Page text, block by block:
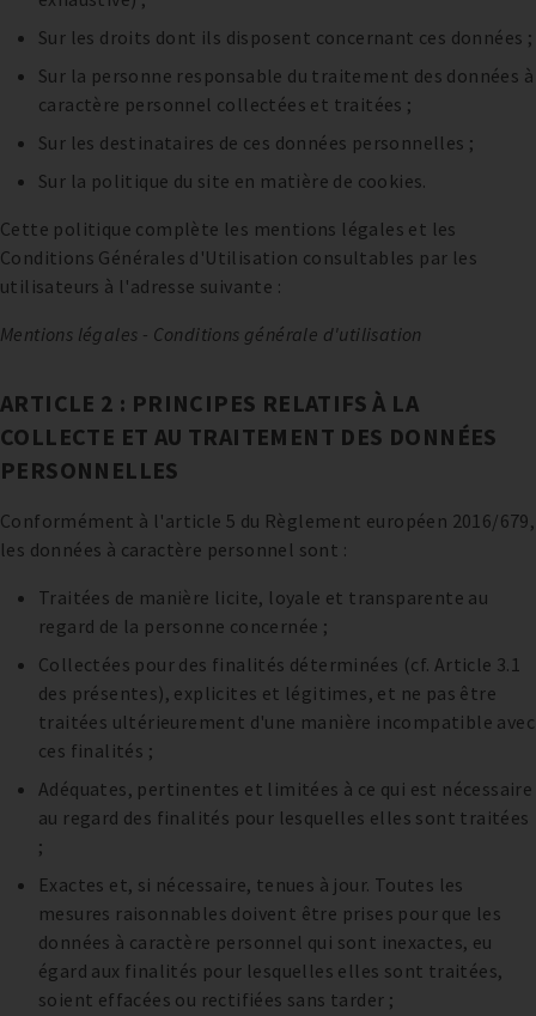
Sur les droits dont ils disposent concernant ces données ;
Sur la personne responsable du traitement des données à
caractère personnel collectées et traitées ;
Sur les destinataires de ces données personnelles ;
Sur la politique du site en matière de cookies.
Cette politique complète les mentions légales et les
Conditions Générales d'Utilisation consultables par les
utilisateurs à l'adresse suivante :
Mentions légales - Conditions générale d'utilisation
ARTICLE 2 : PRINCIPES RELATIFS À LA
COLLECTE ET AU TRAITEMENT DES DONNÉES
PERSONNELLES
Conformément à l'article 5 du Règlement européen 2016/679,
les données à caractère personnel sont :
Traitées de manière licite, loyale et transparente au
regard de la personne concernée ;
Collectées pour des finalités déterminées (cf. Article 3.1
des présentes), explicites et légitimes, et ne pas être
traitées ultérieurement d'une manière incompatible avec
ces finalités ;
Adéquates, pertinentes et limitées à ce qui est nécessaire
au regard des finalités pour lesquelles elles sont traitées
;
Exactes et, si nécessaire, tenues à jour. Toutes les
mesures raisonnables doivent être prises pour que les
données à caractère personnel qui sont inexactes, eu
égard aux finalités pour lesquelles elles sont traitées,
soient effacées ou rectifiées sans tarder ;